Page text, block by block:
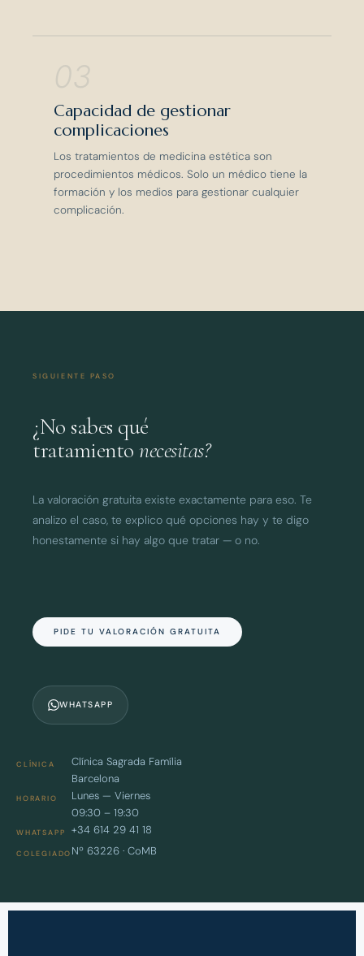
Capacidad de gestionar
complicaciones
Los tratamientos de medicina estética son
procedimientos médicos. Solo un médico tiene la
formación y los medios para gestionar cualquier
complicación.
SIGUIENTE PASO
¿No sabes qué
tratamientonecesitas?
La valoración gratuita existe exactamente para eso. Te
analizo el caso, te explico qué opciones hay y te digo
honestamente si hay algo que tratar — o no.
PIDE TU VALORACIÓN GRATUITA
WHATSAPP
CLÍNICA
Clínica Sagrada Família
Barcelona
HORARIO
Lunes — Viernes
09:30 – 19:30
WHATSAPP +34 614 29 41 18
COLEGIADO Nº 63226 · CoMB